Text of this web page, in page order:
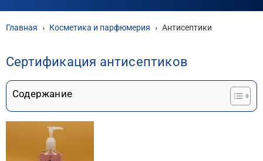
Главная › Косметика и парфюмерия › Антисептики
Сертификация антисептиков
Содержание